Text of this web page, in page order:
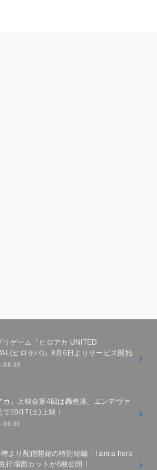
リゲーム『ヒロアカ UNITED
ヒロサバ)』8月6日よりサービス開始
カ』上映会第4回は轟焦凍、エンデヴァ
で10/17(土)上映！
より配信開始の特別短編「I am a hero
行場面カットが6枚公開！